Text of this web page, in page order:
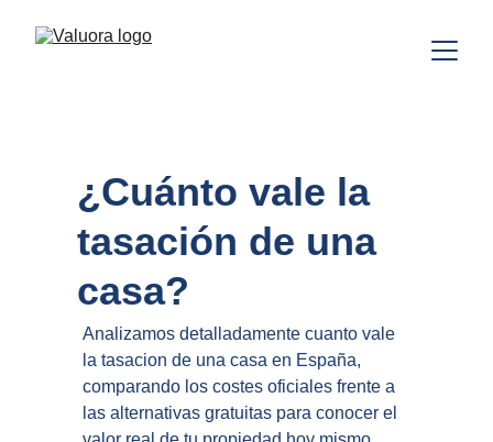
¿Cuánto vale la
tasación de una
casa?
Analizamos detalladamente cuanto vale
la tasacion de una casa en España,
comparando los costes oficiales frente a
las alternativas gratuitas para conocer el